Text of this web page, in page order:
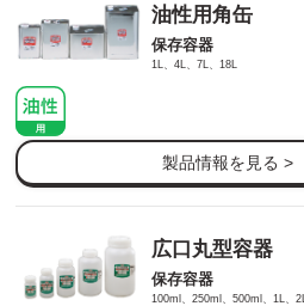
油性用角缶
保存容器
1L、4L、7L、18L
製品情報を見る >
広口丸型容器
保存容器
100ml、250ml、500ml、1L、2L